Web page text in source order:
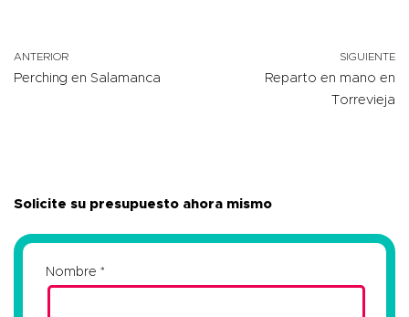
ANTERIOR
Perching en Salamanca
SIGUIENTE
Reparto en mano en
Torrevieja
Solicite su presupuesto ahora mismo
Nombre